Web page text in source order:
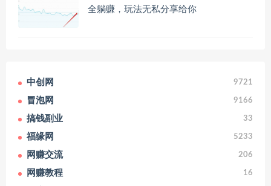
全躺赚，玩法无私分享给你
中创网 9721
冒泡网 9166
搞钱副业 33
福缘网 5233
网赚交流 206
网赚教程 16